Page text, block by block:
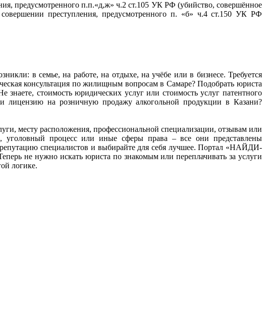
предусмотренного п.п.«д,ж» ч.2 ст.105 УК РФ (убийство, совершённое
преступления, предусмотренного п. «б» ч.4 ст.150 УК РФ
в семье, на работе, на отдыхе, на учёбе или в бизнесе. Требуется
консультация по жилищным вопросам в Самаре? Подобрать юриста
стоимость юридических услуг или стоимость услуг патентного
на розничную продажу алкогольной продукции в Казани?
месту расположения, профессиональной специализации, отзывам или
уголовный процесс или иные сферы права – все они представлены
специалистов и выбирайте для себя лучшее. Портал «НАЙДИ-
не нужно искать юриста по знакомым или переплачивать за услуги
логике.